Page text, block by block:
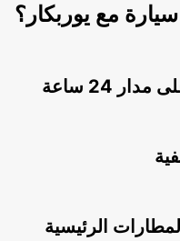
LODI
سيارة مع يوربكار؟
24 ساعة